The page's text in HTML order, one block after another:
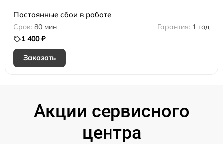
Постоянные сбои в работе
80 мин
1 год
1 400 ₽
Заказать
Акции сервисного
центра